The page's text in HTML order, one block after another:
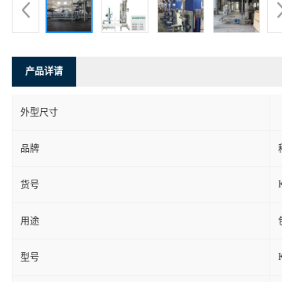
产品详请
外型尺寸
品牌
货号
用途
型号